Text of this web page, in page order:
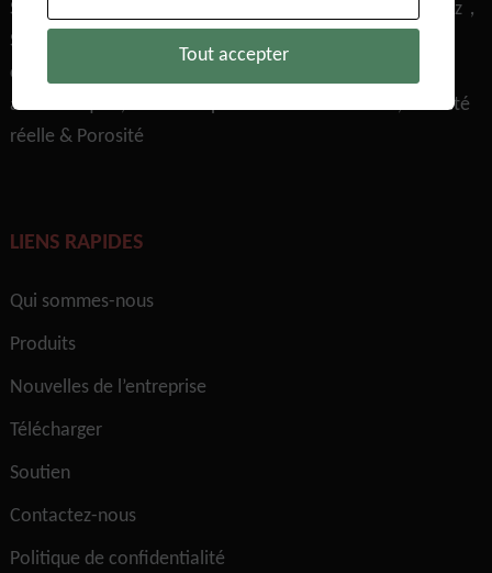
Surface & Porosité，Sorption gravimétrique-Vapeur/Gaz，
Sorption de gaz à haute pression， Adsorption de gaz
corrosif，Courbe de percée，Chimisorption
automatique，Taille des pores de la membrane，Densité
réelle & Porosité
LIENS RAPIDES
Qui sommes-nous
Produits
Nouvelles de l’entreprise
Télécharger
Soutien
Contactez-nous
Politique de confidentialité
Tout accepter